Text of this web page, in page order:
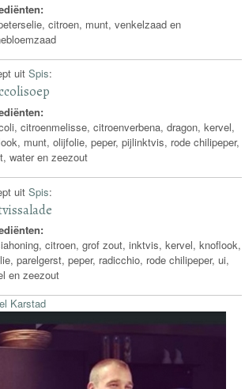
citroen, munt, venkelzaad en
uitSpis:
citroenmelisse, citroenverbena, dragon, kervel,
munt, olijfolie, peper, pijlinktvis, rode chilipeper,
water en zeezout
uitSpis:
citroen, grof zout, inktvis, kervel, knoflook,
parelgerst, peper, radicchio, rode chilipeper, ui,
en zeezout
Karstad